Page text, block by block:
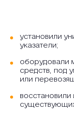
установили
указатели;
оборудовали
средств, под
или